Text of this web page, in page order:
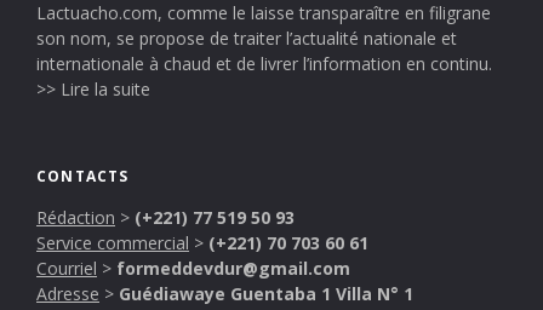
Lactuacho.com, comme le laisse transparaître en filigrane
son nom, se propose de traiter l’actualité nationale et
internationale à chaud et de livrer l’information en continu.
>> Lire la suite
CONTACTS
Rédaction > (+221) 77 519 50 93
Service commercial > (+221) 70 703 60 61
Courriel > formeddevdur@gmail.com
Adresse > Guédiawaye Guentaba 1 Villa N° 1